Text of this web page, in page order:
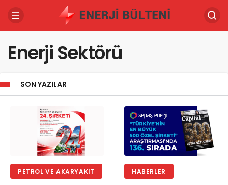
Enerji Sektörü
SON YAZILAR
PETROL VE AKARYAKIT HABERLER